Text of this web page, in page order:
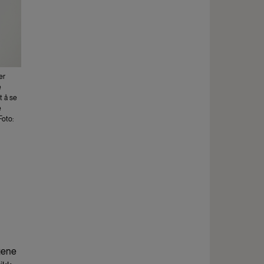
å se